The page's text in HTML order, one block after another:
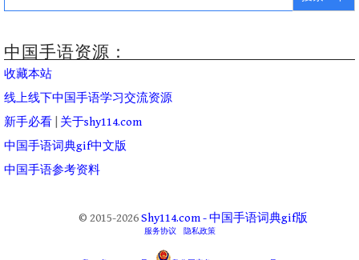
中国手语资源：
收藏本站
线上线下中国手语学习交流资源
新手必看
关于shy114.com
中国手语词典gif中文版
中国手语参考资料
© 2015-2026Shy114.com - 中国手语词典gif版
服务协议 隐私政策